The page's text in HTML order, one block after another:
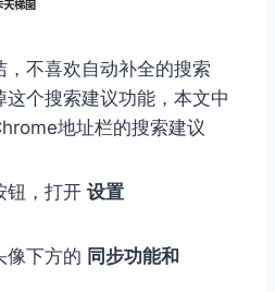
不喜欢自动补全的搜索
个搜索建议功能，本文中
地址栏的搜索建议
钮，打开 设置
像下方的 同步功能和